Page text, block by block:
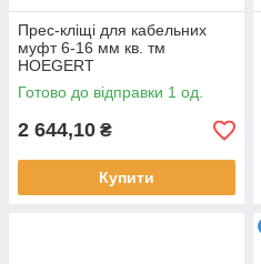
Прес-кліщі для кабельних
муфт 6-16 мм кв. тм
HOEGERT
Готово до відправки 1 од.
2 644,10 ₴
Купити